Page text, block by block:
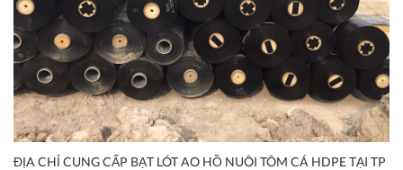
ĐỊA CHỈ CUNG CẤP BẠT LÓT AO HỒ NUÔI TÔM CÁ HDPE TẠI TP